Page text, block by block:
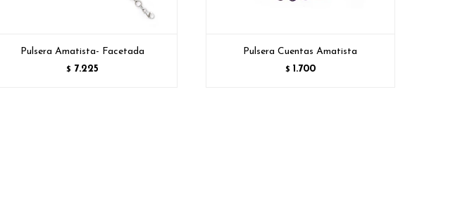
Pulsera Amatista- Facetada
$ 7.225
Pulsera Cuentas Amatista
$ 1.700